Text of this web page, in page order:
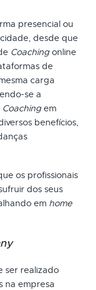
presencial ou
desde que
Coaching online
de
carga
se a
Coaching em
benefícios,
os profissionais
dos seus
em home
ser realizado
na empresa